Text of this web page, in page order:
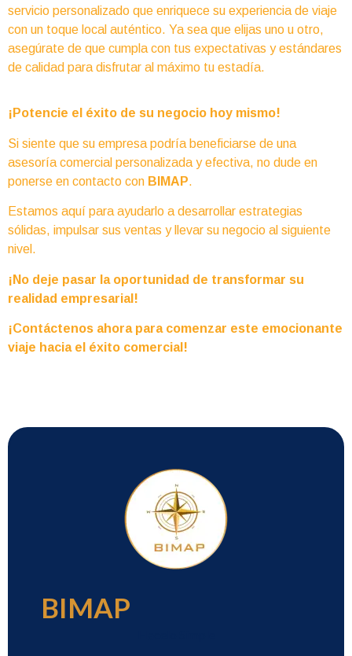
servicio personalizado que enriquece su experiencia de viaje
con un toque local auténtico. Ya sea que elijas uno u otro,
asegúrate de que cumpla con tus expectativas y estándares
de calidad para disfrutar al máximo tu estadía.
¡Potencie el éxito de su negocio hoy mismo!
Si siente que su empresa podría beneficiarse de una
asesoría comercial personalizada y efectiva, no dude en
ponerse en contacto con BIMAP.
Estamos aquí para ayudarlo a desarrollar estrategias
sólidas, impulsar sus ventas y llevar su negocio al siguiente
nivel.
¡No deje pasar la oportunidad de transformar su
realidad empresarial!
¡Contáctenos ahora para comenzar este emocionante
viaje hacia el éxito comercial!
BIMAP